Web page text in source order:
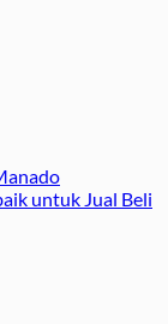
untuk Jual Beli